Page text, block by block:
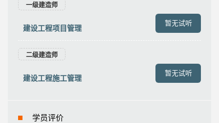
一级建造师
建设工程项目管理
暂无试听
二级建造师
建设工程施工管理
暂无试听
学员评价